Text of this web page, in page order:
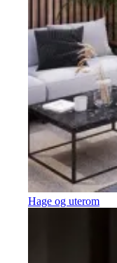
Hage og uterom